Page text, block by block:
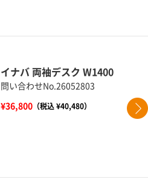
イナバ 両袖デスク W1400
問い合わせNo.26052803
¥36,800（税込 ¥40,480）